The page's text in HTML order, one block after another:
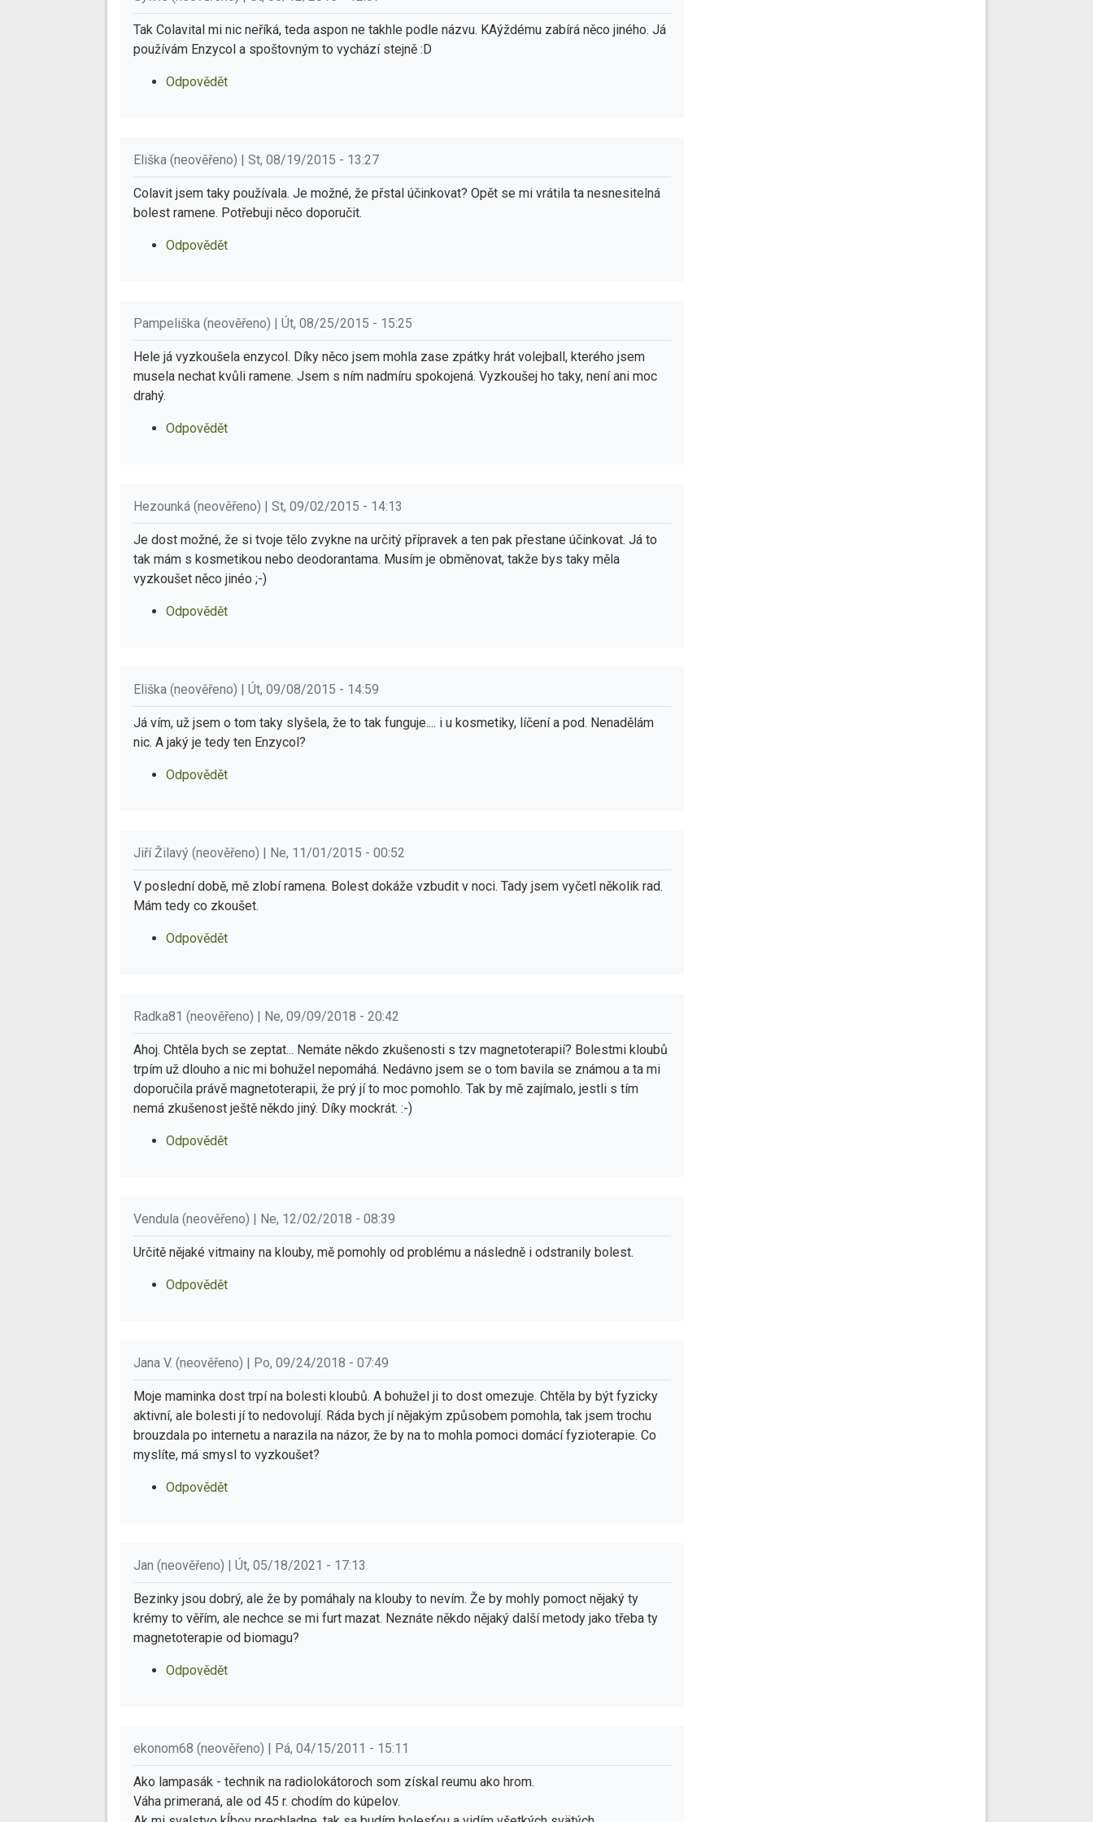
Tak Colavital mi nic neříká, teda aspon ne takhle podle názvu. KAýždému zabírá něco jiného. Já
používám Enzycol a spoštovným to vychází stejně :D
Odpovědět
Eliška (neověřeno) | St, 08/19/2015 - 13:27
Colavit jsem taky používala. Je možné, že přstal účinkovat? Opět se mi vrátila ta nesnesitelná
bolest ramene. Potřebuji něco doporučit.
Odpovědět
Pampeliška (neověřeno) | Út, 08/25/2015 - 15:25
Hele já vyzkoušela enzycol. Díky něco jsem mohla zase zpátky hrát volejball, kterého jsem
musela nechat kvůli ramene. Jsem s ním nadmíru spokojená. Vyzkoušej ho taky, není ani moc
drahý.
Odpovědět
Hezounká (neověřeno) | St, 09/02/2015 - 14:13
Je dost možné, že si tvoje tělo zvykne na určitý přípravek a ten pak přestane účinkovat. Já to
tak mám s kosmetikou nebo deodorantama. Musím je obměnovat, takže bys taky měla
vyzkoušet něco jinéo ;-)
Odpovědět
Eliška (neověřeno) | Út, 09/08/2015 - 14:59
Já vím, už jsem o tom taky slyšela, že to tak funguje.... i u kosmetiky, líčení a pod. Nenadělám
nic. A jaký je tedy ten Enzycol?
Odpovědět
Jiří Žilavý (neověřeno) | Ne, 11/01/2015 - 00:52
V poslední době, mě zlobí ramena. Bolest dokáže vzbudit v noci. Tady jsem vyčetl několik rad.
Mám tedy co zkoušet.
Odpovědět
Radka81 (neověřeno) | Ne, 09/09/2018 - 20:42
Ahoj. Chtěla bych se zeptat... Nemáte někdo zkušenosti s tzv magnetoterapií? Bolestmi kloubů
trpím už dlouho a nic mi bohužel nepomáhá. Nedávno jsem se o tom bavila se známou a ta mi
doporučila právě magnetoterapii, že prý jí to moc pomohlo. Tak by mě zajímalo, jestli s tím
nemá zkušenost ještě někdo jiný. Díky mockrát. :-)
Odpovědět
Vendula (neověřeno) | Ne, 12/02/2018 - 08:39
Určitě nějaké vitmainy na klouby, mě pomohly od problému a následně i odstranily bolest.
Odpovědět
Jana V. (neověřeno) | Po, 09/24/2018 - 07:49
Moje maminka dost trpí na bolesti kloubů. A bohužel ji to dost omezuje. Chtěla by být fyzicky
aktivní, ale bolesti jí to nedovolují. Ráda bych jí nějakým způsobem pomohla, tak jsem trochu
brouzdala po internetu a narazila na názor, že by na to mohla pomoci domácí fyzioterapie. Co
myslíte, má smysl to vyzkoušet?
Odpovědět
Jan (neověřeno) | Út, 05/18/2021 - 17:13
Bezinky jsou dobrý, ale že by pomáhaly na klouby to nevím. Že by mohly pomoct nějaký ty
krémy to věřím, ale nechce se mi furt mazat. Neznáte někdo nějaký další metody jako třeba ty
magnetoterapie od biomagu?
Odpovědět
ekonom68 (neověřeno) | Pá, 04/15/2011 - 15:11
Ako lampasák - technik na radiolokátoroch som získal reumu ako hrom.
Váha primeraná, ale od 45 r. chodím do kúpelov.